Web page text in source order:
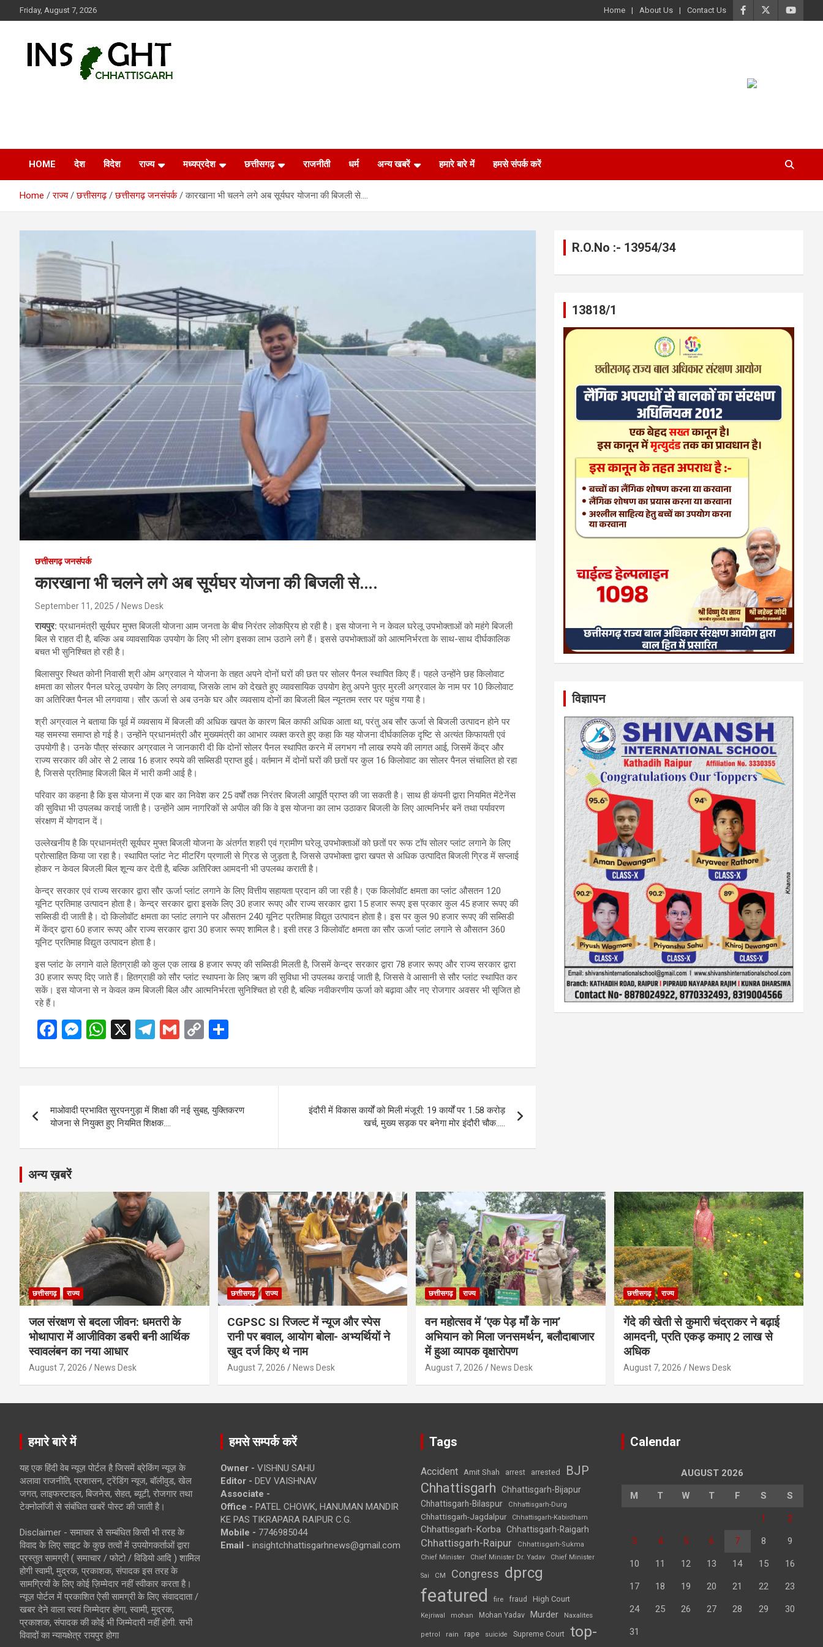
to
Friday, August 7, 2026 Home About Us Contact Us
HOME देश विदेश राज्य मध्यप्रदेश छत्तीसगढ़ राजनीती धर्म अन्य खबरें हमारे बारे में हमसे संपर्क करें
Home राज्य छत्तीसगढ़ छत्तीसगढ़ जनसंपर्क कारखाना भी चलने लगे अब सूर्यघर योजना की बिजली से….
छत्तीसगढ़ जनसंपर्क
कारखाना भी चलने लगे अब सूर्यघर योजना की बिजली से….
September 11, 2025 News Desk
रायपुर:प्रधानमंत्री सूर्यघर मुफ्त बिजली योजना आम जनता के बीच निरंतर लोकप्रिय हो रही है। इस योजना ने न केवल घरेलू उपभोक्ताओं को महंगे बिजली
बिल से राहत दी है, बल्कि अब व्यावसायिक उपयोग के लिए भी लोग इसका लाभ उठाने लगे हैं। इससे उपभोक्ताओं को आत्मनिर्भरता के साथ-साथ दीर्घकालिक
बचत भी सुनिश्चित हो रही है।
बिलासपुर स्थित कोनी निवासी श्री ओम अग्रवाल ने योजना के तहत अपने दोनों घरों की छत पर सोलर पैनल स्थापित किए हैं। पहले उन्होंने छह किलोवाट
क्षमता का सोलर पैनल घरेलू उपयोग के लिए लगवाया, जिसके लाभ को देखते हुए व्यावसायिक उपयोग हेतु अपने पुत्र मुरली अग्रवाल के नाम पर 10 किलोवाट
का अतिरिक्त पैनल भी लगवाया। सौर ऊर्जा से अब उनके घर और व्यवसाय दोनों का बिजली बिल न्यूनतम स्तर पर पहुंच गया है।
श्री अग्रवाल ने बताया कि पूर्व में व्यवसाय में बिजली की अधिक खपत के कारण बिल काफी अधिक आता था, परंतु अब सौर ऊर्जा से बिजली उत्पादन होने पर
यह समस्या समाप्त हो गई है। उन्होंने प्रधानमंत्री और मुख्यमंत्री का आभार व्यक्त करते हुए कहा कि यह योजना दीर्घकालिक दृष्टि से अत्यंत किफायती एवं
उपयोगी है। उनके पौत्र संस्कार अग्रवाल ने जानकारी दी कि दोनों सोलर पैनल स्थापित करने में लगभग नौ लाख रुपये की लागत आई, जिसमें केंद्र और
राज्य सरकार की ओर से 2 लाख 16 हजार रुपये की सब्सिडी प्राप्त हुई। वर्तमान में दोनों घरों की छतों पर कुल 16 किलोवाट का सोलर पैनल संचालित हो रहा
है, जिससे प्रतिमाह बिजली बिल में भारी कमी आई है।
परिवार का कहना है कि इस योजना में एक बार का निवेश कर 25 वर्षों तक निरंतर बिजली आपूर्ति प्राप्त की जा सकती है। साथ ही कंपनी द्वारा नियमित मेंटेनेंस
की सुविधा भी उपलब्ध कराई जाती है। उन्होंने आम नागरिकों से अपील की कि वे इस योजना का लाभ उठाकर बिजली के लिए आत्मनिर्भर बनें तथा पर्यावरण
संरक्षण में योगदान दें।
उल्लेखनीय है कि प्रधानमंत्री सूर्यघर मुफ्त बिजली योजना के अंतर्गत शहरी एवं ग्रामीण घरेलू उपभोक्ताओं को छतों पर रूफ टॉप सोलर प्लांट लगाने के लिए
प्रोत्साहित किया जा रहा है। स्थापित प्लांट नेट मीटरिंग प्रणाली से ग्रिड से जुड़ता है, जिससे उपभोक्ता द्वारा खपत से अधिक उत्पादित बिजली ग्रिड में सप्लाई
होकर न केवल बिजली बिल शून्य कर देती है, बल्कि अतिरिक्त आमदनी भी उपलब्ध कराती है।
केन्द्र सरकार एवं राज्य सरकार द्वारा सौर ऊर्जा प्लांट लगाने के लिए वित्तीय सहायता प्रदान की जा रही है। एक किलोवॉट क्षमता का प्लांट औसतन 120
यूनिट प्रतिमाह उत्पादन होता है। केन्द्र सरकार द्वारा इसके लिए 30 हजार रूपए और राज्य सरकार द्वारा 15 हजार रूपए इस प्रकार कुल 45 हजार रूपए की
सब्सिडी दी जाती है। दो किलोवॉट क्षमता का प्लांट लगाने पर औसतन 240 यूनिट प्रतिमाह विद्युत उत्पादन होता है। इस पर कुल 90 हजार रूपए की सब्सिडी
में केंद्र द्वारा 60 हजार रूपए और राज्य सरकार द्वारा 30 हजार रूपए शामिल है। इसी तरह 3 किलोवॉट क्षमता का सौर ऊर्जा प्लांट लगाने से औसतन 360
यूनिट प्रतिमाह विद्युत उत्पादन होता है।
इस प्लांट के लगाने वाले हितग्राही को कुल एक लाख 8 हजार रूपए की सब्सिडी मिलती है, जिसमें केन्द्र सरकार द्वारा 78 हजार रूपए और राज्य सरकार द्वारा
30 हजार रूपए दिए जाते हैं। हितग्राही को सौर प्लांट स्थापना के लिए ऋण की सुविधा भी उपलब्ध कराई जाती है, जिससे वे आसानी से सौर प्लांट स्थापित कर
सकें। इस योजना से न केवल कम बिजली बिल और आत्मनिर्भरता सुनिश्चित हो रही है, बल्कि नवीकरणीय ऊर्जा को बढ़ावा और नए रोजगार अवसर भी सृजित हो
रहे हैं।
F
ce
o
o
k
M
se
g
er
W
at
A
p
p
X
T
e
a
m
G
ail
C
py
n
ar
navigation
माओवादी प्रभावित सुरपनगुड़ा में शिक्षा की नई सुबह, युक्तिकरण
योजना से नियुक्त हुए नियमित शिक्षक….
इंदौरी में विकास कार्यों को मिली मंजूरी: 19 कार्यों पर 1.58 करोड़
खर्च, मुख्य सड़क पर बनेगा मोर इंदौरी चौक…..
R.O.No :- 13954/34
13818/1
विज्ञापन
अन्य ख़बरें
छत्तीसगढ़ राज्य
जल संरक्षण से बदला जीवन: धमतरी के
भोथापारा में आजीविका डबरी बनी आर्थिक
स्वावलंबन का नया आधार
August 7, 2026 News Desk
छत्तीसगढ़ राज्य
CGPSC SI रिजल्ट में न्यूज और स्पेस
रानी पर बवाल, आयोग बोला- अभ्यर्थियों ने
खुद दर्ज किए थे नाम
August 7, 2026 News Desk
छत्तीसगढ़ राज्य
वन महोत्सव में ‘एक पेड़ माँ के नाम’
अभियान को मिला जनसमर्थन, बलौदाबाजार
में हुआ व्यापक वृक्षारोपण
August 7, 2026 News Desk
छत्तीसगढ़ राज्य
गेंदे की खेती से कुमारी चंद्राकर ने बढ़ाई
आमदनी, प्रति एकड़ कमाए 2 लाख से
अधिक
August 7, 2026 News Desk
हमारे बारे में
यह एक हिंदी वेब न्यूज़ पोर्टल है जिसमें ब्रेकिंग न्यूज़ के
अलावा राजनीति, प्रशासन, ट्रेंडिंग न्यूज, बॉलीवुड, खेल
जगत, लाइफस्टाइल, बिजनेस, सेहत, ब्यूटी, रोजगार तथा
टेक्नोलॉजी से संबंधित खबरें पोस्ट की जाती है।
Disclaimer - समाचार से सम्बंधित किसी भी तरह के
विवाद के लिए साइट के कुछ तत्वों में उपयोगकर्ताओं द्वारा
प्रस्तुत सामग्री ( समाचार / फोटो / विडियो आदि ) शामिल
होगी स्वामी, मुद्रक, प्रकाशक, संपादक इस तरह के
सामग्रियों के लिए कोई ज़िम्मेदार नहीं स्वीकार करता है।
न्यूज़ पोर्टल में प्रकाशित ऐसी सामग्री के लिए संवाददाता /
खबर देने वाला स्वयं जिम्मेदार होगा, स्वामी, मुद्रक,
प्रकाशक, संपादक की कोई भी जिम्मेदारी नहीं होगी. सभी
विवादों का न्यायक्षेत्र रायपुर होगा
हमसे सम्पर्क करें
Owner - VISHNU SAHU
Editor - DEV VAISHNAV
Associate -
Office - PATEL CHOWK, HANUMAN MANDIR
KE PAS TIKRAPARA RAIPUR C.G.
Mobile - 7746985044
Email - insightchhattisgarhnews@gmail.com
Tags
Accident Amit Shah arrest arrested BJP
Chhattisgarh
Chhattisgarh-Bijapur
Chhattisgarh-Bilaspur
Chhattisgarh-Durg
Chhattisgarh-Jagdalpur Chhattisgarh-Kabirdham
Chhattisgarh-Korba Chhattisgarh-Raigarh
Chhattisgarh-Raipur
Chhattisgarh-Sukma
Chief Minister
Chief Minister Dr. Yadav Chief Minister
Sai CM Congress dprcg
featured fire fraud High Court
Kejriwal mohan Mohan Yadav Murder Naxalites
petrol rain rape suicide Supreme Court top-
Calendar
AUGUST 2026
M T W T F S S
1 2
3 4 5 6 7 8 9
10 11 12 13 14 15 16
17 18 19 20 21 22 23
24 25 26 27 28 29 30
31